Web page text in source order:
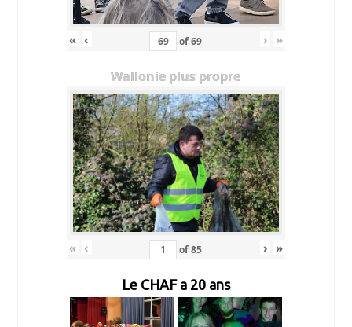
« ‹ of69 › »
Wallonie plus propre
« ‹ of85 › »
Le CHAF a 20 ans